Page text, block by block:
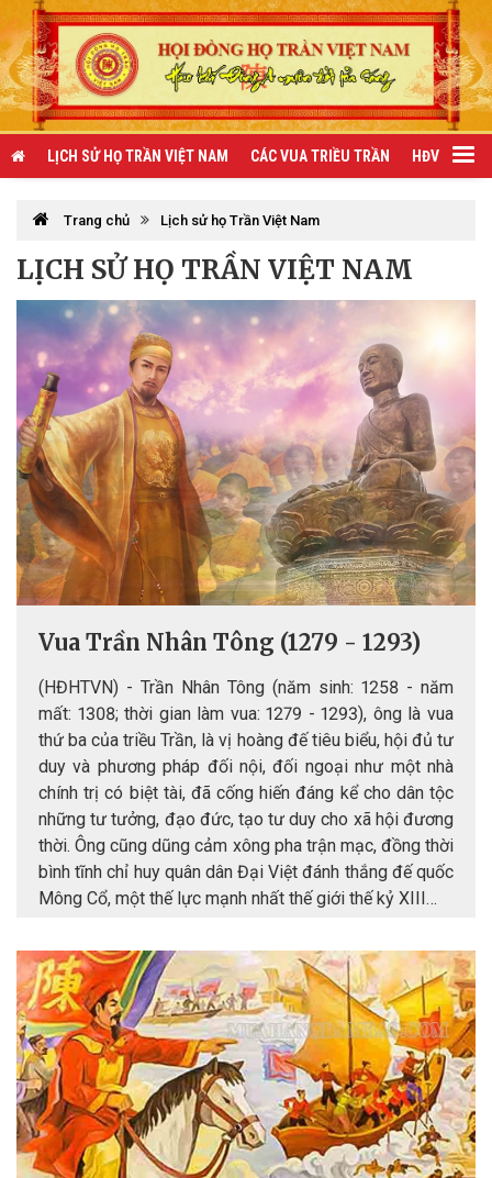
LỊCH SỬ HỌ TRẦN VIỆT NAM CÁC VUA TRIỀU TRẦN HĐV TRẦN
Trang chủ Lịch sử họ Trần Việt Nam
LỊCH SỬ HỌ TRẦN VIỆT NAM
Vua Trần Nhân Tông (1279 - 1293)
(HĐHTVN) - Trần Nhân Tông (năm sinh: 1258 - năm
mất: 1308; thời gian làm vua: 1279 - 1293), ông là vua
thứ ba của triều Trần, là vị hoàng đế tiêu biểu, hội đủ tư
duy và phương pháp đối nội, đối ngoại như một nhà
chính trị có biệt tài, đã cống hiến đáng kể cho dân tộc
những tư tưởng, đạo đức, tạo tư duy cho xã hội đương
thời. Ông cũng dũng cảm xông pha trận mạc, đồng thời
bình tĩnh chỉ huy quân dân Đại Việt đánh thắng đế quốc
Mông Cổ, một thế lực mạnh nhất thế giới thế kỷ XIII…